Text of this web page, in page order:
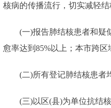
核病的传播流行，切实减轻
(一)报告肺结核患者和疑似
愈率达到85%以上；本市跨
(二)所有登记肺结核患者均
(三)以区(县)为单位抗结核